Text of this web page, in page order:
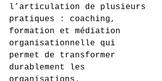
l’articulation de plusieurs
pratiques : coaching,
formation et médiation
organisationnelle qui
permet de transformer
durablement les